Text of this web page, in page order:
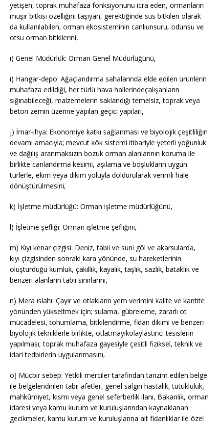
yetişen, toprak muhafaza fonksiyonunu icra eden, ormanların
müşir bitkisi özelliğini taşıyan, gerektiğinde süs bitkileri olarak
da kullanılabilen, orman ekosisteminin canlıunsuru, odunsu ve
otsu orman bitkilerini,
ı) Genel Müdürlük: Orman Genel Müdürlüğünü,
i) Hangar-depo: Ağaçlandırma sahalarında elde edilen ürünlerin
muhafaza edildiği, her türlü hava hallerindeçalışanların
sığınabileceği, malzemelerin saklandığı temelsiz, toprak veya
beton zemin üzerine yapılan geçici yapıları,
j) İmar-ihya: Ekonomiye katkı sağlanması ve biyolojik çeşitliliğin
devamı amacıyla; mevcut kök sistemi itibariyle yeterli yoğunluk
ve dağılış aranmaksızın bozuk orman alanlarının koruma ile
birlikte canlandırma kesimi, aşılama ve boşlukların uygun
türlerle, ekim veya dikim yoluyla doldurularak verimli hale
dönüştürülmesini,
k) İşletme müdürlüğü: Orman işletme müdürlüğünü,
l) İşletme şefliği: Orman işletme şefliğini,
m) Kıyı kenar çizgisi: Deniz, tabii ve suni göl ve akarsularda,
kıyı çizgisinden sonraki kara yönünde, su hareketlerinin
oluşturduğu kumluk, çakıllık, kayalık, taşlık, sazlık, bataklık ve
benzeri alanların tabii sınırlarını,
n) Mera ıslahı: Çayır ve otlakların yem verimini kalite ve kantite
yönünden yükseltmek için; sulama, gübreleme, zararlı ot
mücadelesi, tohumlama, bitkilendirme, fidan dikimi ve benzeri
biyolojik tekniklerle birlikte, otlatmayıkolaylastırıcı tesislerin
yapılması, toprak muhafaza gayesiyle çesitli fiziksel, teknik ve
idari tedbirlerin uygulanmasını,
o) Mücbir sebep: Yetkili merciler tarafından tanzim edilen belge
ile belgelendirilen tabii afetler, genel salgın hastalık, tutukluluk,
mahkûmiyet, kısmi veya genel seferberlik ilanı, Bakanlık, orman
idaresi veya kamu kurum ve kuruluşlarından kaynaklanan
gecikmeler, kamu kurum ve kuruluşlarına ait fidanlıklar ile özel